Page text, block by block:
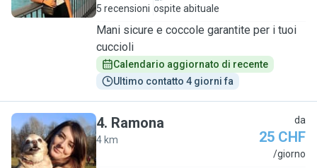
5 recensioni ospite abituale
Mani sicure e coccole garantite per i tuoi
cuccioli
Calendario aggiornato di recente
Ultimo contatto 4 giorni fa
R
4. Ramona
4 km
da
25 CHF
/giorno